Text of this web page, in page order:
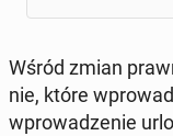
Wśród zmian
nie, które
wpro­wa­dze­nie